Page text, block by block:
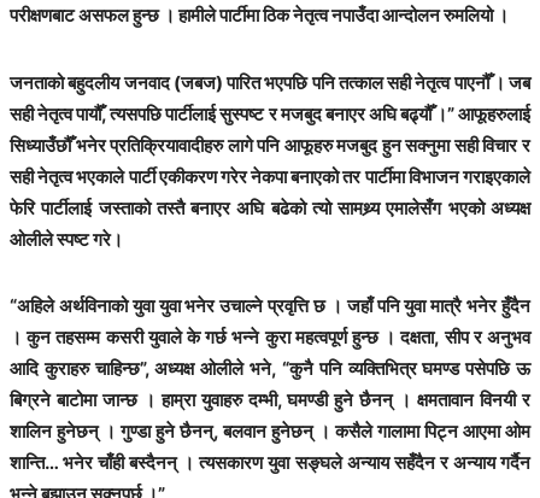
परीक्षणबाट असफल हुन्छ । हामीले पार्टीमा ठिक नेतृत्व नपाउँदा आन्दोलन रुमलियो ।
जनताको बहुदलीय जनवाद (जबज) पारित भएपछि पनि तत्काल सही नेतृत्व पाएनौँ । जब
सही नेतृत्व पायौँ, त्यसपछि पार्टीलाई सुस्पष्ट र मजबुद बनाएर अघि बढ्यौँ ।” आफूहरुलाई
सिध्याउँछौँ भनेर प्रतिक्रियावादीहरु लागे पनि आफूहरु मजबुद हुन सक्नुमा सही विचार र
सही नेतृत्व भएकाले पार्टी एकीकरण गरेर नेकपा बनाएको तर पार्टीमा विभाजन गराइएकाले
फेरि पार्टीलाई जस्ताको तस्तै बनाएर अघि बढेको त्यो सामथ्र्य एमालेसँग भएको अध्यक्ष
ओलीले स्पष्ट गरे।
“अहिले अर्थविनाको युवा युवा भनेर उचाल्ने प्रवृत्ति छ । जहाँ पनि युवा मात्रै भनेर हुँदैन
। कुन तहसम्म कसरी युवाले के गर्छ भन्ने कुरा महत्वपूर्ण हुन्छ । दक्षता, सीप र अनुभव
आदि कुराहरु चाहिन्छ”, अध्यक्ष ओलीले भने, “कुनै पनि व्यक्तिभित्र घमण्ड पसेपछि ऊ
बिग्रने बाटोमा जान्छ । हाम्रा युवाहरु दम्भी, घमण्डी हुने छैनन् । क्षमतावान विनयी र
शालिन हुनेछन् । गुण्डा हुने छैनन्, बलवान हुनेछन् । कसैले गालामा पिट्न आएमा ओम
शान्ति… भनेर चाँही बस्दैनन् । त्यसकारण युवा सङ्घले अन्याय सहँदैन र अन्याय गर्दैन